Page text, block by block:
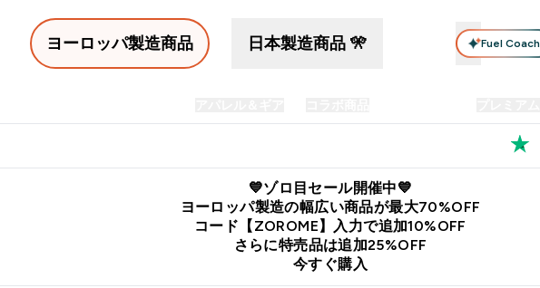
ヨーロッパ製造商品 日本製造商品 🎌 Fuel Coach
💙ゾロ目セール開催中💙
ヨーロッパ製造の幅広い商品が最大70%OFF
コード【ZOROME】入力で追加10%OFF
さらに特売品は追加25%OFF
今すぐ購入